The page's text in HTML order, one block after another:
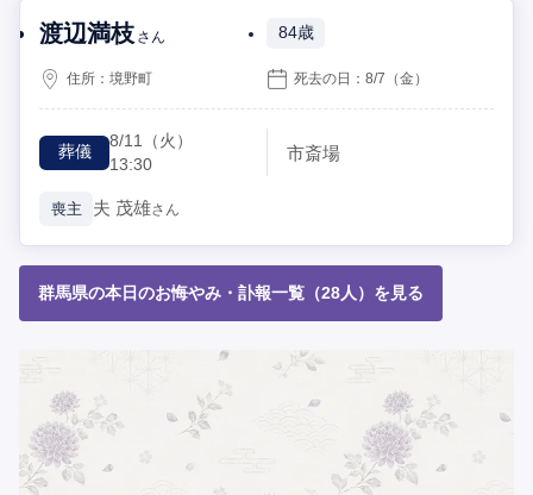
渡辺満枝 さん 84歳
住所：境野町 死去の日：8/7 （金）
葬儀
8/11 （火）
13:30
市斎場
喪主 夫 茂雄さん
群馬県の本日のお悔やみ・訃報一覧（28人）を見る